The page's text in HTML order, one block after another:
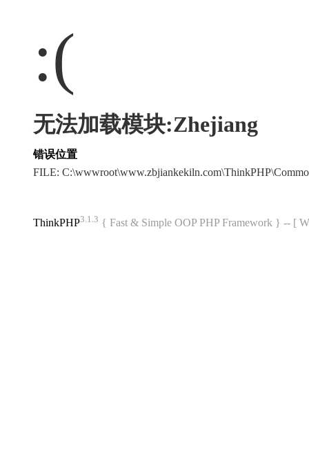
:(
无法加载模块:Zhejiang
错误位置
FILE:
ThinkPHP3.1.3 { Fast & Simple OOP PHP Framework } -- [